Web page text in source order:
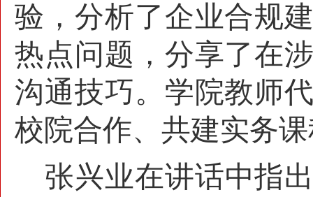
验，分析了企业合规
热点问题，分享了在
沟通技巧。学院教师
校院合作、共建实务
张兴业在讲话中指